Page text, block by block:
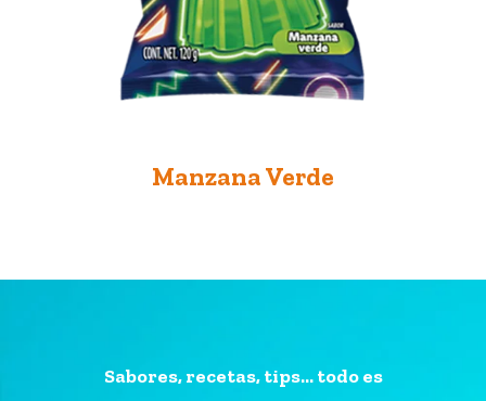
Manzana Verde
Sabores, recetas, tips... todo es